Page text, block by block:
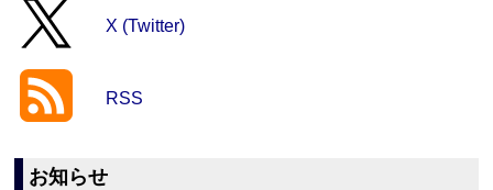
X (Twitter)
RSS
お知らせ